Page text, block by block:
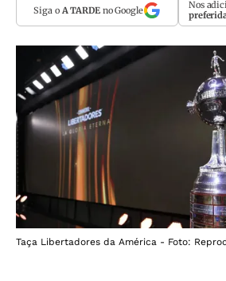
Siga o A TARDEno Google Nos
Taça Libertadores da América - Foto: